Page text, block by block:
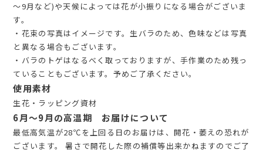
～9月など)や天候によっては花が小振りになる場合がございま
す。
・花束の写真はイメージです。生バラのため、色味などは写真
と異なる場合もございます。
・バラのトゲはなるべく取っておりますが、手作業のため残っ
ていることもございます。予めご了承ください。
使用素材
生花・ラッピング資材
6月～9月の高温期 お届けについて
最低高気温が28℃を上回る日のお届けは、開花・萎えの恐れが
ございます。 暑さで開花した際の補償等出来かねますのでご了